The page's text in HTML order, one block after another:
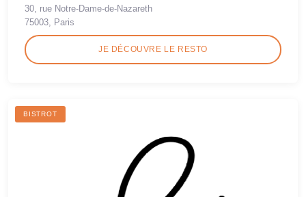
30, rue Notre-Dame-de-Nazareth
75003, Paris
JE DÉCOUVRE LE RESTO
BISTROT